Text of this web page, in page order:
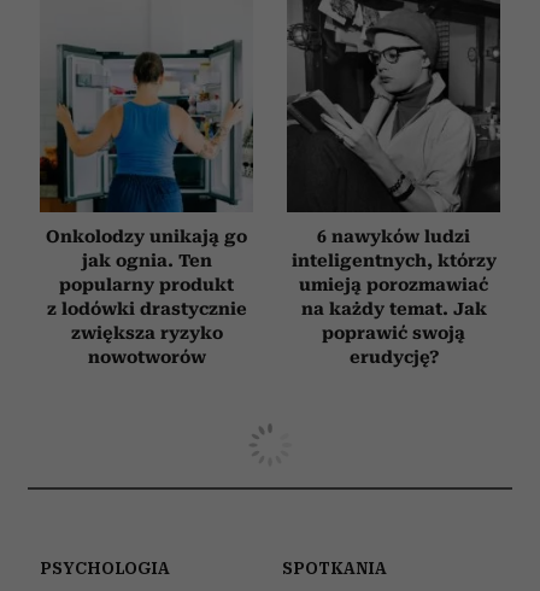
Onkolodzy unikają go
jak ognia. Ten
popularny produkt
z lodówki drastycznie
zwiększa ryzyko
nowotworów
6 nawyków ludzi
inteligentnych, którzy
umieją porozmawiać
na każdy temat. Jak
poprawić swoją
erudycję?